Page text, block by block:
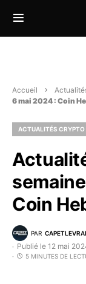
Accueil
6 mai 2024 : Coin
ACTUALITÉS CRYPTO
Coin
PAR CAPETLEVRAI
Publié le 12 mai
5 MINUTES DE